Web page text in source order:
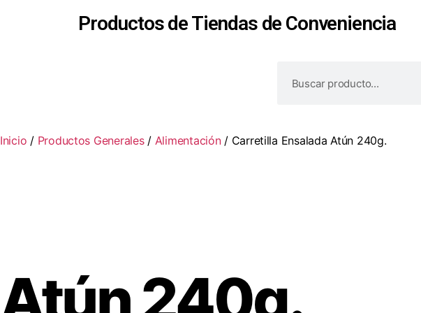
Productos de Tiendas de Conveniencia
Inicio / Productos Generales/ Alimentación/ Carretilla Ensalada Atún 240g.